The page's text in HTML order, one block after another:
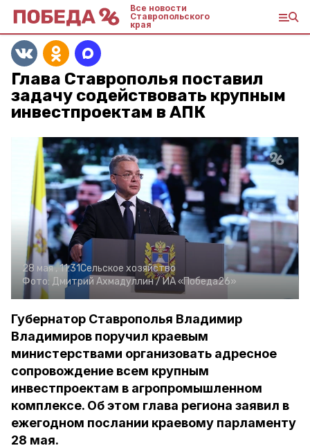
Все новости
Ставропольского
края
Глава Ставрополья поставил
задачу содействовать крупным
инвестпроектам в АПК
28 мая , 11:31Сельское хозяйство
Фото: Дмитрий Ахмадуллин /ИА «Победа26»
Губернатор Ставрополья Владимир
Владимиров поручил краевым
министерствами организовать адресное
сопровождение всем крупным
инвестпроектам в агропромышленном
комплексе. Об этом глава региона заявил в
ежегодном послании краевому парламенту
28 мая.